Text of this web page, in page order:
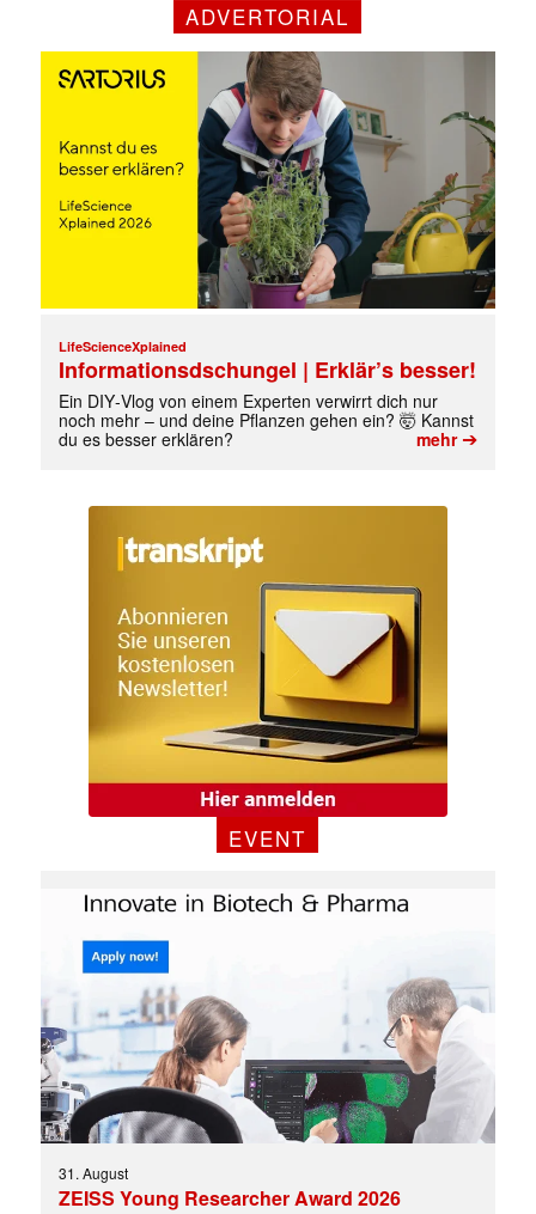
✕
ADVERTORIAL
LifeScienceXplained
Informationsdschungel | Erklär’s besser!
Ein DIY‑Vlog von einem Experten verwirrt dich nur
noch mehr – und deine Pflanzen gehen ein? 🤯 Kannst
du es besser erklären?
mehr➔
EVENT
31. August
ZEISS Young Researcher Award 2026